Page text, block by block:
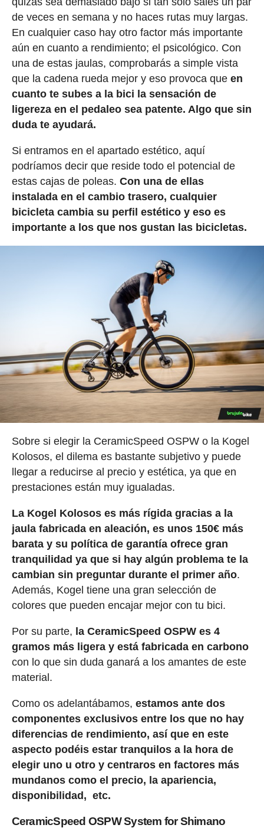
de veces en semana y no haces rutas muy largas.
En cualquier caso hay otro factor más importante
aún en cuanto a rendimiento; el psicológico. Con
una de estas jaulas, comprobarás a simple vista
que la cadena rueda mejor y eso provoca que en
cuanto te subes a la bici la sensación de
ligereza en el pedaleo sea patente. Algo que sin
duda te ayudará.
Si entramos en el apartado estético, aquí
podríamos decir que reside todo el potencial de
estas cajas de poleas. Con una de ellas
instalada en el cambio trasero, cualquier
bicicleta cambia su perfil estético y eso es
importante a los que nos gustan las bicicletas.
Sobre si elegir la CeramicSpeed OSPW o la Kogel
Kolosos, el dilema es bastante subjetivo y puede
llegar a reducirse al precio y estética, ya que en
prestaciones están muy igualadas.
La Kogel Kolosos es más rígida gracias a la
jaula fabricada en aleación, es unos 150€ más
barata y su política de garantía ofrece gran
tranquilidad ya que si hay algún problema te la
cambian sin preguntar durante el primer año.
Además, Kogel tiene una gran selección de
colores que pueden encajar mejor con tu bici.
Por su parte, la CeramicSpeed OSPW es 4
gramos más ligera y está fabricada en carbono
con lo que sin duda ganará a los amantes de este
material.
Como os adelantábamos, estamos ante dos
componentes exclusivos entre los que no hay
diferencias de rendimiento, así que en este
aspecto podéis estar tranquilos a la hora de
elegir uno u otro y centraros en factores más
mundanos como el precio, la apariencia,
disponibilidad, etc.
CeramicSpeed OSPW System for Shimano